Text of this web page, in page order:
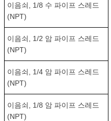
이음쇠, 1/8 수 파이프 스레드
(NPT)
이음쇠, 1/2 암 파이프 스레드
(NPT)
이음쇠, 1/4 암 파이프 스레드
(NPT)
이음쇠, 1/8 암 파이프 스레드
(NPT)